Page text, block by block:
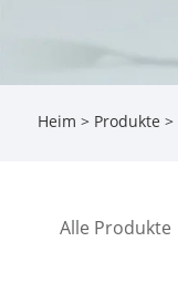
Heim > Produkte >
Alle Produkte